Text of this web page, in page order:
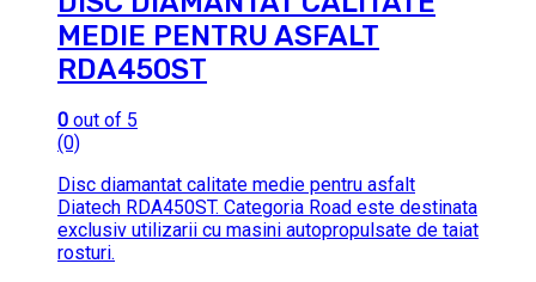
MEDIE PENTRU ASFALT
RDA450ST
0 out of 5
(0)
Disc diamantat calitate medie pentru asfalt
Diatech RDA450ST. Categoria Road este destinata
exclusiv utilizarii cu masini autopropulsate de taiat
rosturi.